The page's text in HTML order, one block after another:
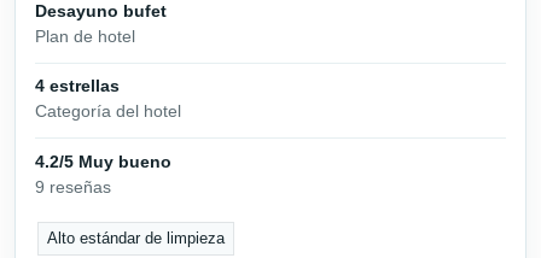
Desayuno bufet
Plan de hotel
4 estrellas
Categoría del hotel
4.2/5 Muy bueno
9 reseñas
Alto estándar de limpieza